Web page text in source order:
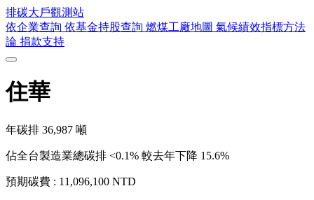
排碳大戶觀測站
依企業查詢 依基金持股查詢 燃煤工廠地圖 氣候績效指標方法
論 捐款支持
住華
年碳排 36,987 噸
佔全台製造業總碳排 <0.1% 較去年下降 15.6%
預期碳費 : 11,096,100 NTD